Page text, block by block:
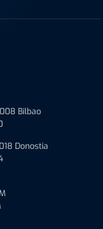
Bilbao
Donostia